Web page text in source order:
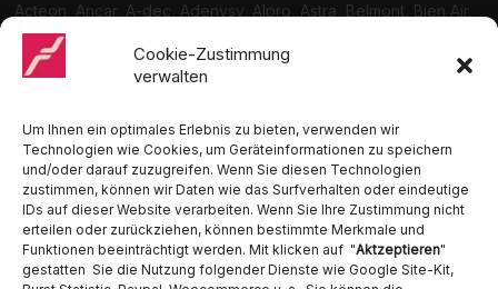
Cookie-Zustimmung
verwalten
Um Ihnen ein optimales Erlebnis zu bieten, verwenden wir
Technologien wie Cookies, um Geräteinformationen zu speichern
und/oder darauf zuzugreifen. Wenn Sie diesen Technologien
zustimmen, können wir Daten wie das Surfverhalten oder eindeutige
IDs auf dieser Website verarbeiten. Wenn Sie Ihre Zustimmung nicht
erteilen oder zurückziehen, können bestimmte Merkmale und
Funktionen beeinträchtigt werden. Mit klicken auf "Aktzeptieren"
gestatten Sie die Nutzung folgender Dienste wie Google Site-Kit,
Acteon, Ancar, A-dec, Adenysy, Alpro, Astra, Belmont, Bien Air,
Cattani, Chirana, DCI, Dürr, ETI, Euronda, Faro, Gcomm, KaVo,
Medentex, Melag, Midmark, Metasys, MK-Dent, NSK, Ophardt
Hygiene, Ritter, Satelec, Scican, TKD, Velopex, u.v.m
Ambident GmbH